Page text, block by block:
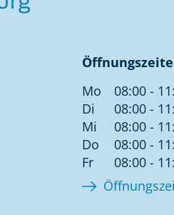
Mo
08:00 -
Di
08:00 -
Mi
08:00 -
Do
08:00 -
Fr
08:00 -